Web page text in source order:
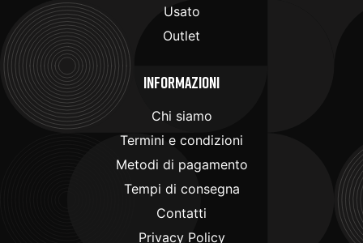
Usato
Outlet
Informazioni
Chi siamo
Termini e condizioni
Metodi di pagamento
Tempi di consegna
Contatti
Privacy Policy